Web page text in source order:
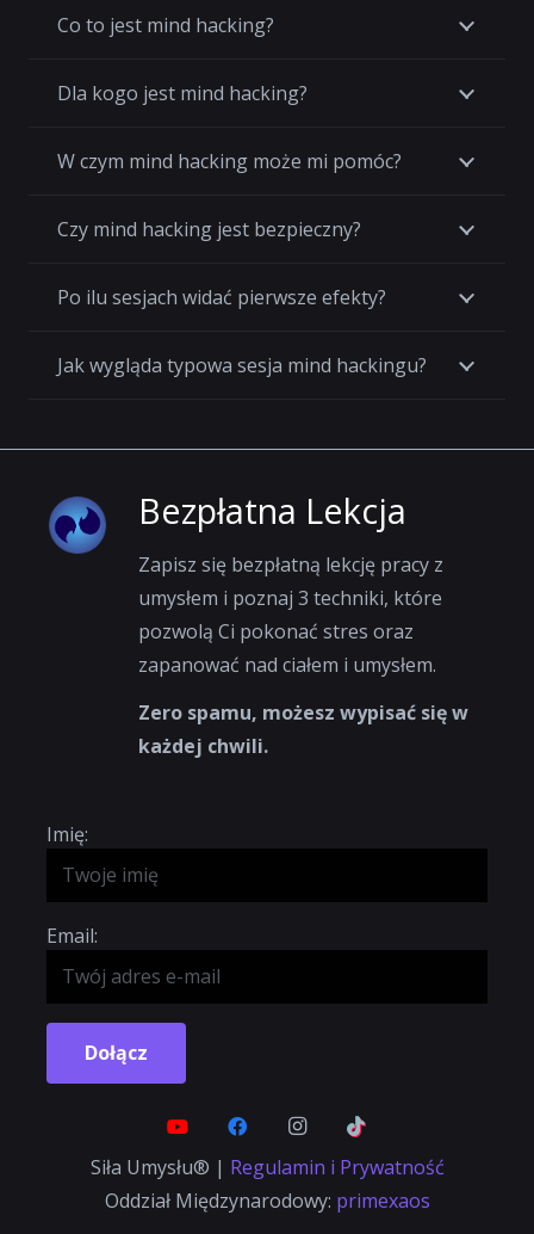
Co to jest mind hacking?
Dla kogo jest mind hacking?
W czym mind hacking może mi pomóc?
Czy mind hacking jest bezpieczny?
Po ilu sesjach widać pierwsze efekty?
Jak wygląda typowa sesja mind hackingu?
Bezpłatna Lekcja
Zapisz się bezpłatną lekcję pracy z
umysłem i poznaj 3 techniki, które
pozwolą Ci pokonać stres oraz
zapanować nad ciałem i umysłem.
Zero spamu, możesz wypisać się w
każdej chwili.
Imię:
Email:
Dołącz
Siła Umysłu® | Regulamin i Prywatność
Oddział Międzynarodowy: primexaos